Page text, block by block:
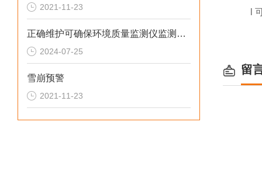
2021-11-23
正确维护可确保环境质量监测仪监测数据的准确性
2024-07-25
雪崩预警
2021-11-23
留